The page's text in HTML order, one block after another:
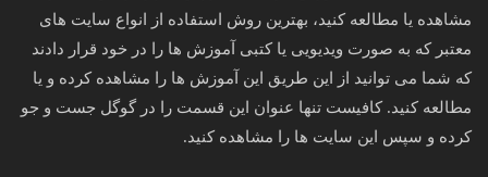
مشاهده یا مطالعه کنید، بهترین روش استفاده از انواع سایت های
معتبر که به صورت ویدیویی یا کتبی آموزش ها را در خود قرار دادند
که شما می توانید از این طریق این آموزش ها را مشاهده کرده و یا
مطالعه کنید. کافیست تنها عنوان این قسمت را در گوگل جست و جو
کرده و سپس این سایت ها را مشاهده کنید.